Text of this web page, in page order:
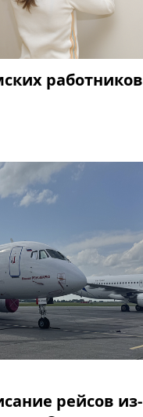
работников
рейсов из-